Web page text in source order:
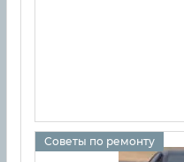
Советы по ремонту